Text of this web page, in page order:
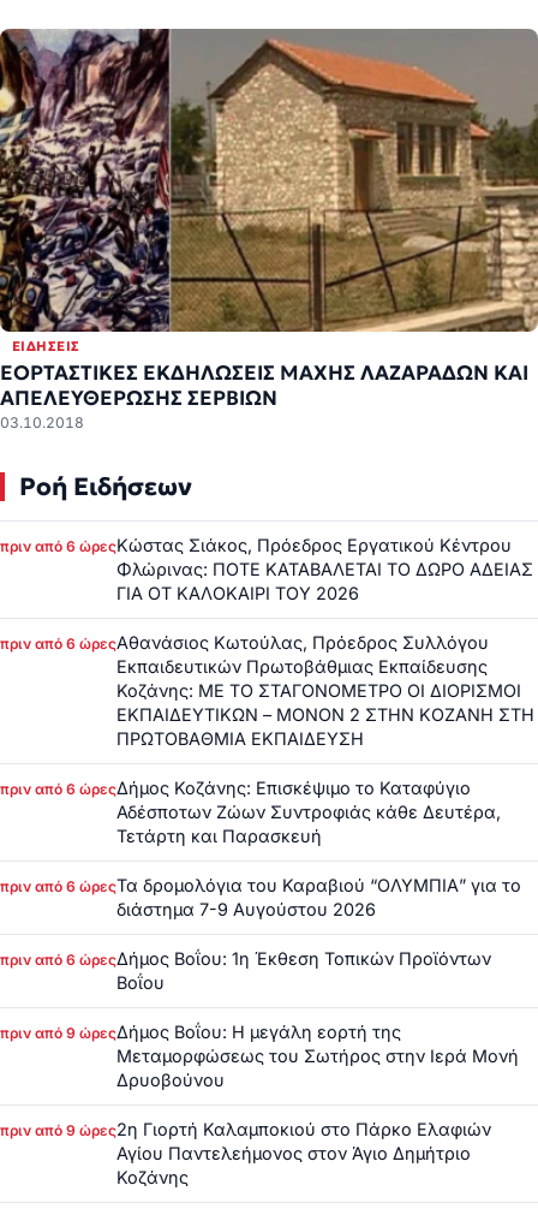
ΕΙΔΉΣΕΙΣ
ΕΟΡΤΑΣΤΙΚΕΣ ΕΚΔΗΛΩΣΕΙΣ ΜΑΧΗΣ ΛΑΖΑΡΑΔΩΝ ΚΑΙ
ΑΠΕΛΕΥΘΕΡΩΣΗΣ ΣΕΡΒΙΩΝ
03.10.2018
Ροή Ειδήσεων
πριν από 6 ώρεςΚώστας Σιάκος, Πρόεδρος Εργατικού Κέντρου
Φλώρινας: ΠΟΤΕ ΚΑΤΑΒΑΛΕΤΑΙ ΤΟ ΔΩΡΟ ΑΔΕΙΑΣ
ΓΙΑ ΟΤ ΚΑΛΟΚΑΙΡΙ ΤΟΥ 2026
πριν από 6 ώρεςΑθανάσιος Κωτούλας, Πρόεδρος Συλλόγου
Εκπαιδευτικών Πρωτοβάθμιας Εκπαίδευσης
Κοζάνης: ΜΕ ΤΟ ΣΤΑΓΟΝΟΜΕΤΡΟ ΟΙ ΔΙΟΡΙΣΜΟΙ
ΕΚΠΑΙΔΕΥΤΙΚΩΝ – ΜΟΝΟΝ 2 ΣΤΗΝ ΚΟΖΑΝΗ ΣΤΗ
ΠΡΩΤΟΒΑΘΜΙΑ ΕΚΠΑΙΔΕΥΣΗ
πριν από 6 ώρεςΔήμος Κοζάνης: Επισκέψιμο το Καταφύγιο
Αδέσποτων Ζώων Συντροφιάς κάθε Δευτέρα,
Τετάρτη και Παρασκευή
πριν από 6 ώρεςΤα δρομολόγια του Καραβιού “ΟΛΥΜΠΙΑ” για το
διάστημα 7-9 Αυγούστου 2026
πριν από 6 ώρεςΔήμος Βοΐου: 1η Έκθεση Τοπικών Προϊόντων
Βοΐου
πριν από 9 ώρεςΔήμος Βοΐου: Η μεγάλη εορτή της
Μεταμορφώσεως του Σωτήρος στην Ιερά Μονή
Δρυοβούνου
πριν από 9 ώρες2η Γιορτή Καλαμποκιού στο Πάρκο Ελαφιών
Αγίου Παντελεήμονος στον Άγιο Δημήτριο
Κοζάνης